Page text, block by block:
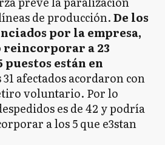
de producción.De los
por la empresa,
a 23
están en
31 afectados acordaron con
voluntario. Por lo
es de 42 y podría
a los 5 que e3stan